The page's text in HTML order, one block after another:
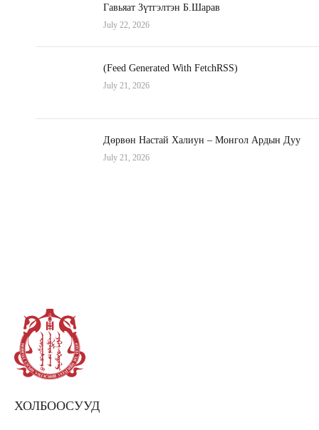
Гавьяат Зүтгэлтэн Б.Шарав
July 22, 2026
(Feed Generated With FetchRSS)
July 21, 2026
Дөрвөн Настай Халиун – Монгол Ардын Дуу
July 21, 2026
ХОЛБООСУУД